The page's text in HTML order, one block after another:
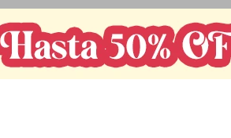
y campestre a cualquier
se adapta perfectamente a